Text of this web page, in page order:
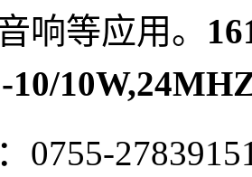
响等应用。
10/
0755-